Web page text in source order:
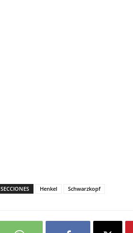
SECCIONES Henkel Schwarzkopf